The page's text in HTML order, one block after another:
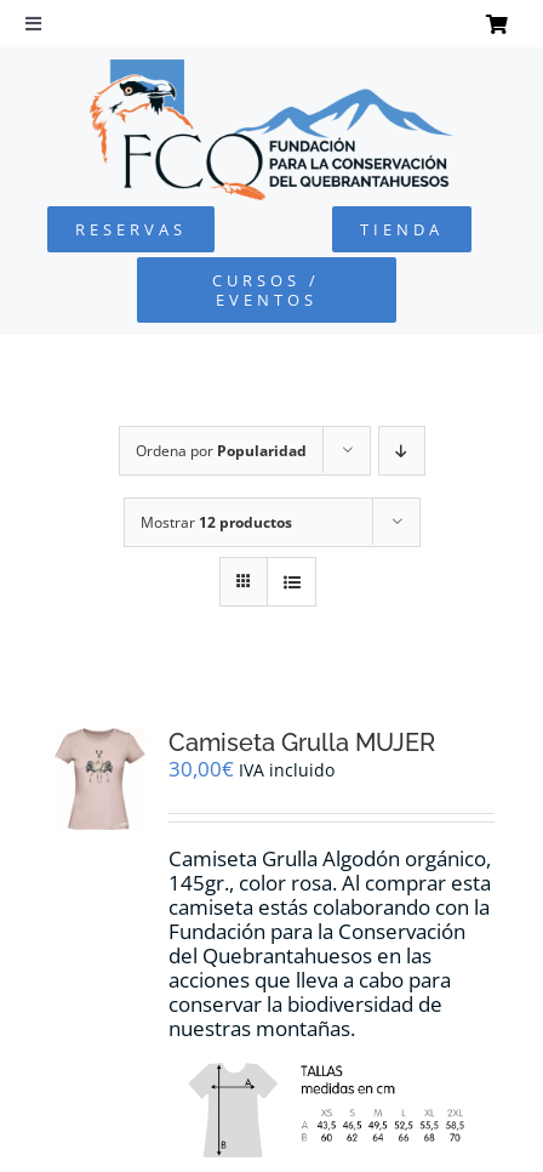
Saltar
Toggle
Navigation
QUEBRANTAHUESOS
FUNDACIÓN
CONTACTO
CARRITO
RESERVAS TIENDA
CURSOS /
EVENTOS
Ordena por Popularidad
Mostrar 12 productos
Camiseta Grulla MUJER
30,00€ IVA incluido
Camiseta Grulla Algodón orgánico,
145gr., color rosa. Al comprar esta
camiseta estás colaborando con la
Fundación para la Conservación
del Quebrantahuesos en las
acciones que lleva a cabo para
conservar la biodiversidad de
nuestras montañas.